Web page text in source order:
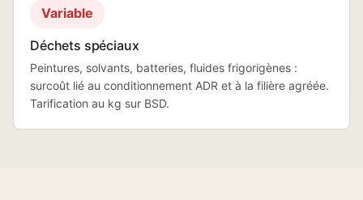
Variable
Déchets spéciaux
Peintures, solvants, batteries, fluides frigorigènes :
surcoût lié au conditionnement ADR et à la filière agréée.
Tarification au kg sur BSD.